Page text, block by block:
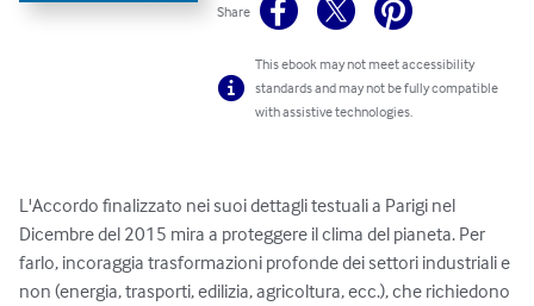
Share
This ebook may not meet accessibility
standards and may not be fully compatible
with assistive technologies.
L'Accordo finalizzato nei suoi dettagli testuali a Parigi nel
Dicembre del 2015 mira a proteggere il clima del pianeta. Per
farlo, incoraggia trasformazioni profonde dei settori industriali e
non (energia, trasporti, edilizia, agricoltura, ecc.), che richiedono